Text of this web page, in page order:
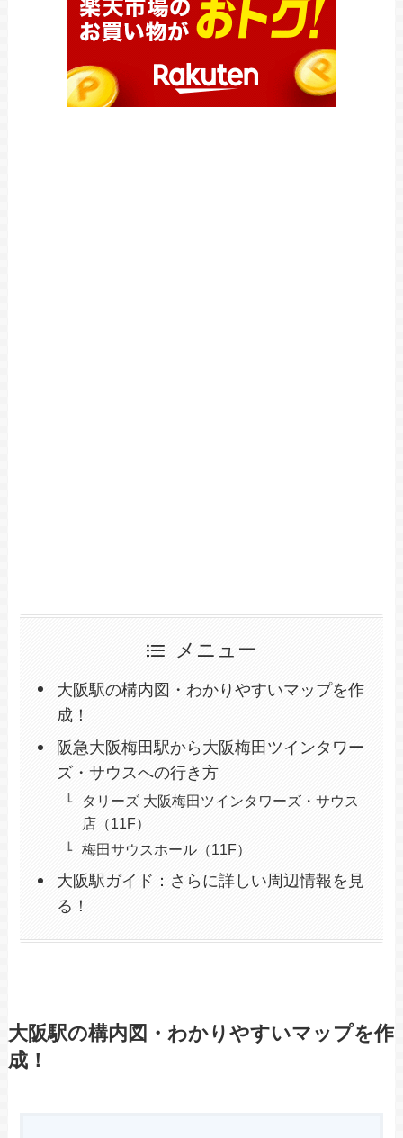
メニュー
大阪駅の構内図・わかりやすいマップを作
成！
阪急大阪梅田駅から大阪梅田ツインタワー
ズ・サウスへの行き方
タリーズ 大阪梅田ツインタワーズ・サウス
店（11F）
梅田サウスホール（11F）
大阪駅ガイド：さらに詳しい周辺情報を見
る！
大阪駅の構内図・わかりやすいマップを作
成！